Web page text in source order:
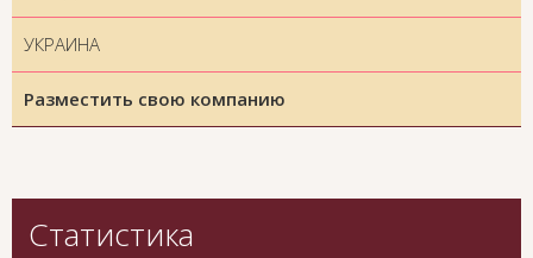
УКРАИНА
Разместить свою компанию
Статистика